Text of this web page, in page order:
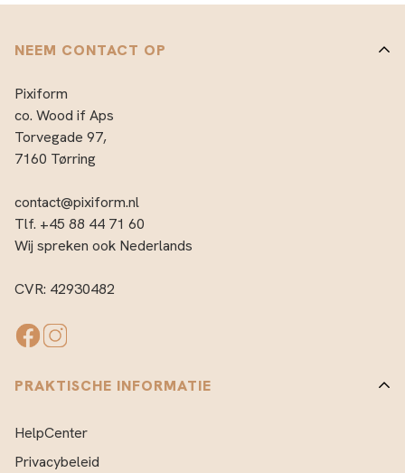
NEEM CONTACT OP
Pixiform
co. Wood if Aps
Torvegade 97,
7160 Tørring
contact@pixiform.nl
Tlf. +45 88 44 71 60
Wij spreken ook Nederlands
CVR: 42930482
PRAKTISCHE INFORMATIE
HelpCenter
Privacybeleid